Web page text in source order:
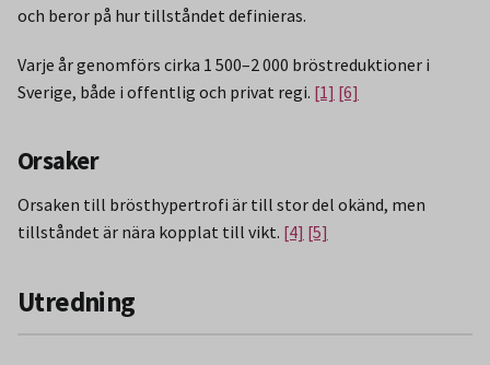
och beror på hur tillståndet definieras.
Varje år genomförs cirka 1 500–2 000 bröstreduktioner i
Sverige, både i offentlig och privat regi. [1] [6]
Orsaker
Orsaken till brösthypertrofi är till stor del okänd, men
tillståndet är nära kopplat till vikt. [4] [5]
Utredning